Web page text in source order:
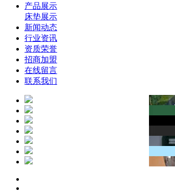
产品展示
床垫展示
新闻动态
行业资讯
资质荣誉
招商加盟
在线留言
联系我们